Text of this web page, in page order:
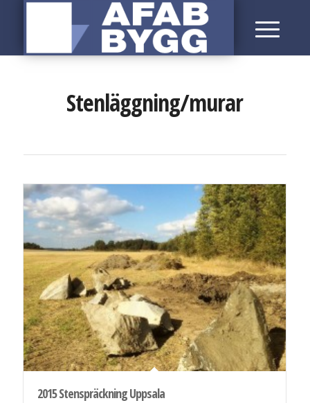
Stenläggning/murar
2015 Stenspräckning Uppsala